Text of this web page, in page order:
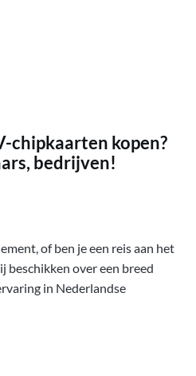
chipkaarten kopen?
bedrijven!
of ben je een reis aan het
beschikken over een breed
in Nederlandse